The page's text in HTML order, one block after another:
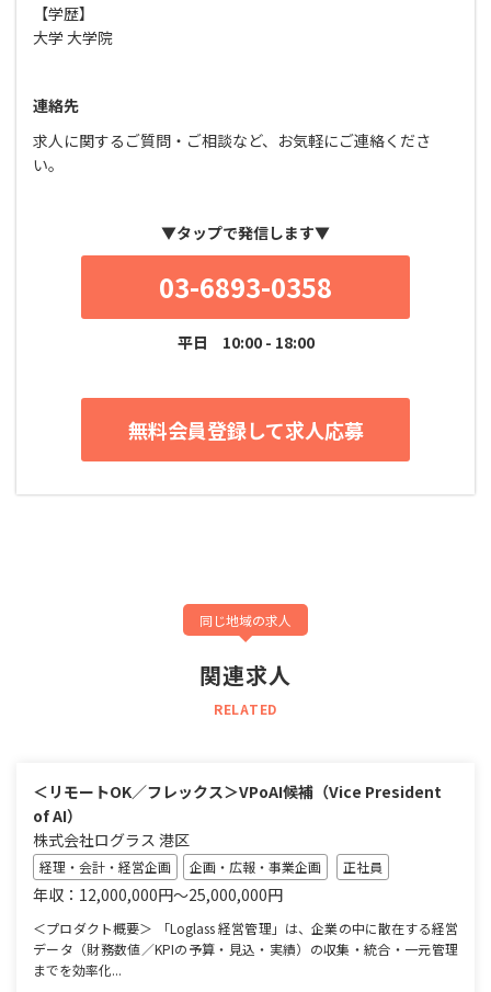
【学歴】
大学 大学院
連絡先
求人に関するご質問・ご相談など、お気軽にご連絡くださ
い。
▼タップで発信します▼
03-6893-0358
平日 10:00 - 18:00
無料会員登録して求人応募
同じ地域の求人
関連求人
RELATED
＜リモートOK／フレックス＞VPoAI候補（Vice President
of AI）
株式会社ログラス 港区
経理・会計・経営企画 企画・広報・事業企画 正社員
年収：12,000,000円～25,000,000円
＜プロダクト概要＞ 「Loglass 経営管理」は、企業の中に散在する経営
データ（財務数値／KPIの予算・見込・実績）の収集・統合・一元管理
までを効率化...